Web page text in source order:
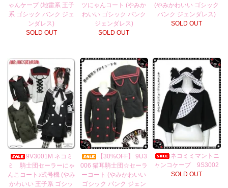
ゃんケープ (地雷系 王子
系 ゴシック パンク ジェ
ンダレス)
SOLD OUT
ツにゃんコート (やみか
わいい ゴシック パンク
ジェンダレス)
SOLD OUT
(やみかわいい ゴシック
パンク ジェンダレス)
SOLD OUT
9V3001M ネコミ
ミ 騎士団セーラーにゃ
んこコート♪弍号機 (やみ
かわいい 王子系 ゴシッ
【30%OFF】 9U3
006 猫耳騎士団☆セーラ
ーコート (やみかわいい
ゴシック パンク ジェン
ネコミミマントニ
ャンコケープ 9S3002
SOLD OUT